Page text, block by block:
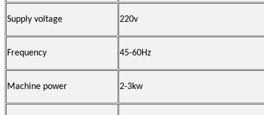
Supply voltage 220v
Frequency 45-60Hz
Machine power 2-3kw